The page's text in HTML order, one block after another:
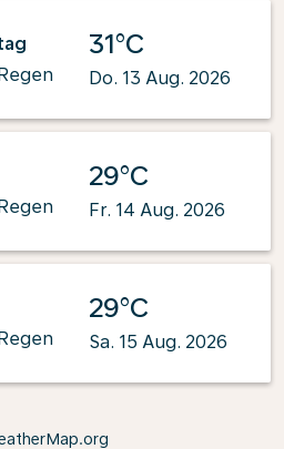
31°C
Do. 13 Aug. 2026
29°C
Fr. 14 Aug. 2026
29°C
Sa. 15 Aug. 2026